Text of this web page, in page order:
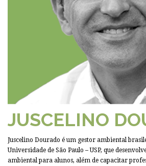
JUSCELINO
Juscelino Dourado é um gestor ambiental
Universidade de São Paulo – USP, que
ambiental para alunos, além de capacitar